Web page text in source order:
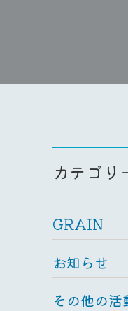
カテゴリ
GRAIN
お知らせ
その他の活